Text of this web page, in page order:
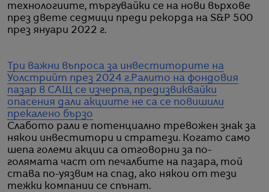
технологиите, търгувайки се на нови върхове
през двете седмици преди рекорда на S&P 500
през януари 2022 г.
Три важни въпроса за инвеститорите на
Уолстрийт през 2024 г.Ралито на фондовия
пазар в САЩ се изчерпа, предизвиквайки
опасения дали акциите не са се повишили
прекалено бързо
Слабото рали е потенциално тревожен знак за
някои инвеститори и стратези. Когато само
шепа големи акции са отговорни за по-
голямата част от печалбите на пазара, той
става по-уязвим на спад, ако някои от тези
тежки компании се спънат.